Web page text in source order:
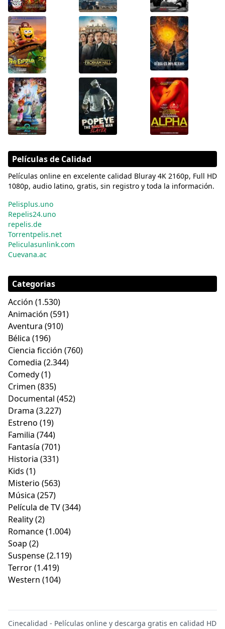
Películas de Calidad
Películas online en excelente calidad Bluray 4K 2160p, Full HD
1080p, audio latino, gratis, sin registro y toda la información.
Pelisplus.uno
Repelis24.uno
repelis.de
Torrentpelis.net
Peliculasunlink.com
Cuevana.ac
Categorias
Acción (1.530)
Animación (591)
Aventura (910)
Bélica (196)
Ciencia ficción (760)
Comedia (2.344)
Comedy(1)
Crimen (835)
Documental (452)
Drama (3.227)
Estreno (19)
Familia (744)
Fantasía (701)
Historia (331)
Kids (1)
Misterio (563)
Música (257)
Película de TV(344)
Reality(2)
Romance(1.004)
Soap (2)
Suspense(2.119)
Terror(1.419)
Western (104)
Cinecalidad - Películas online y descarga gratis en calidad HD